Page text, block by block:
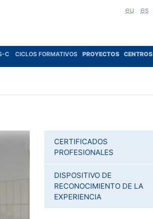
eu es
C CICLOS FORMATIVOS PROYECTOS CENTROS
CERTIFICADOS
PROFESIONALES
DISPOSITIVO DE
RECONOCIMIENTO DE LA
EXPERIENCIA